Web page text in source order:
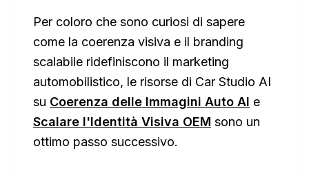
Per coloro che sono curiosi di sapere
come la coerenza visiva e il branding
scalabile ridefiniscono il marketing
automobilistico, le risorse di Car Studio AI
su Coerenza delle Immagini Auto AI e
Scalare l'Identità Visiva OEM sono un
ottimo passo successivo.